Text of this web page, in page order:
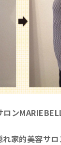
ン
家的美容サ